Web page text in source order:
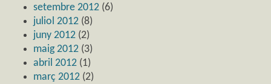
setembre 2012 (6)
juliol 2012 (8)
juny 2012 (2)
maig 2012 (3)
abril 2012 (1)
març 2012 (2)